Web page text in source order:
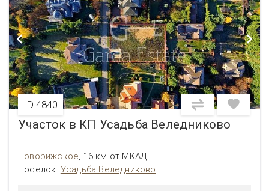
ID 4840
Участок в КП Усадьба Веледниково
Новорижское, 16 км от МКАД
Посёлок: Усадьба Веледниково